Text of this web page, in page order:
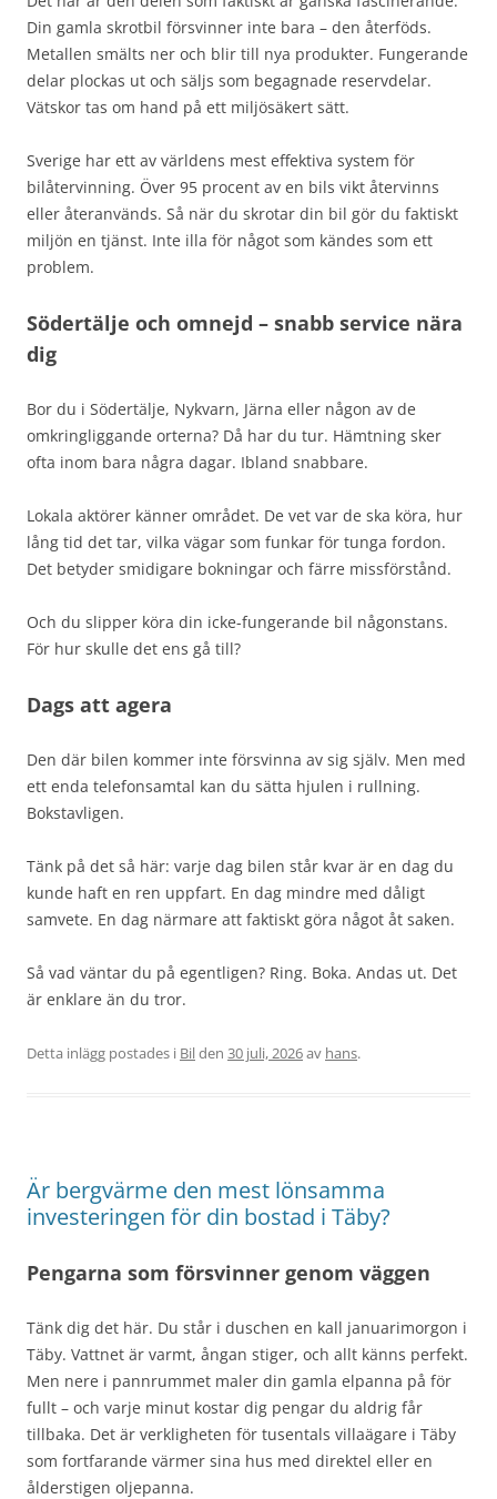
Din gamla skrotbil försvinner inte bara – den återföds.
Metallen smälts ner och blir till nya produkter. Fungerande
delar plockas ut och säljs som begagnade reservdelar.
Vätskor tas om hand på ett miljösäkert sätt.
Sverige har ett av världens mest effektiva system för
bilåtervinning. Över 95 procent av en bils vikt återvinns
eller återanvänds. Så när du skrotar din bil gör du faktiskt
miljön en tjänst. Inte illa för något som kändes som ett
problem.
Södertälje och omnejd – snabb service nära
dig
Bor du i Södertälje, Nykvarn, Järna eller någon av de
omkringliggande orterna? Då har du tur. Hämtning sker
ofta inom bara några dagar. Ibland snabbare.
Lokala aktörer känner området. De vet var de ska köra, hur
lång tid det tar, vilka vägar som funkar för tunga fordon.
Det betyder smidigare bokningar och färre missförstånd.
Och du slipper köra din icke-fungerande bil någonstans.
För hur skulle det ens gå till?
Dags att agera
Den där bilen kommer inte försvinna av sig själv. Men med
ett enda telefonsamtal kan du sätta hjulen i rullning.
Bokstavligen.
Tänk på det så här: varje dag bilen står kvar är en dag du
kunde haft en ren uppfart. En dag mindre med dåligt
samvete. En dag närmare att faktiskt göra något åt saken.
Så vad väntar du på egentligen? Ring. Boka. Andas ut. Det
är enklare än du tror.
Detta inlägg postades i Bilden 30 juli, 2026av hans.
Är bergvärme den mest lönsamma
investeringen för din bostad i Täby?
Pengarna som försvinner genom väggen
Tänk dig det här. Du står i duschen en kall januarimorgon i
Täby. Vattnet är varmt, ångan stiger, och allt känns perfekt.
Men nere i pannrummet maler din gamla elpanna på för
fullt – och varje minut kostar dig pengar du aldrig får
tillbaka. Det är verkligheten för tusentals villaägare i Täby
som fortfarande värmer sina hus med direktel eller en
ålderstigen oljepanna.